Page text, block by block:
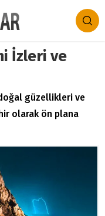
İzleri ve
güzellikleri ve
olarak ön plana